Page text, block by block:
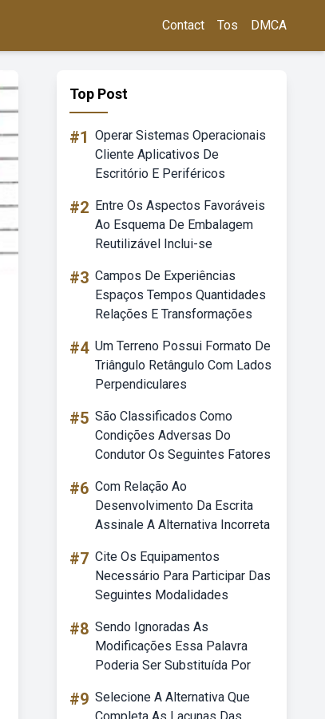
Contact Tos DMCA
Top Post
#1 Operar Sistemas Operacionais
Cliente Aplicativos De
Escritório E Periféricos
#2 Entre Os Aspectos Favoráveis
Ao Esquema De Embalagem
Reutilizável Inclui-se
#3 Campos De Experiências
Espaços Tempos Quantidades
Relações E Transformações
#4 Um Terreno Possui Formato De
Triângulo Retângulo Com Lados
Perpendiculares
#5 São Classificados Como
Condições Adversas Do
Condutor Os Seguintes Fatores
#6 Com Relação Ao
Desenvolvimento Da Escrita
Assinale A Alternativa Incorreta
#7 Cite Os Equipamentos
Necessário Para Participar Das
Seguintes Modalidades
#8 Sendo Ignoradas As
Modificações Essa Palavra
Poderia Ser Substituída Por
#9 Selecione A Alternativa Que